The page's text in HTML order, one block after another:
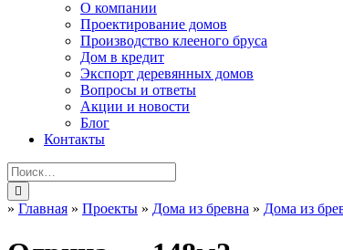
О компании
Проектирование домов
Производство клееного бруса
Дом в кредит
Экспорт деревянных домов
Вопросы и ответы
Акции и новости
Блог
Контакты
» Главная » Проекты » Дома из бревна » Дома из